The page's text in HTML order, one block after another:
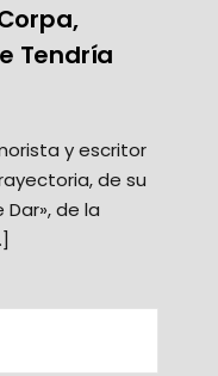
Tendría
y escritor
de su
Dar», de la